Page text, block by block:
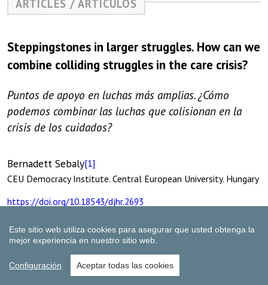
Este sitio web utiliza cookies para asegurar que usted obtenga la
mejor experiencia en nuestro sitio web.
Configuración Aceptar todas las cookies